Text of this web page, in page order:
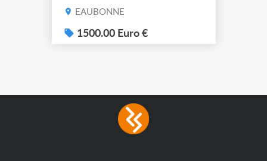
de filtre filtre Lustr Selador
system – seven colour
LEDs providing the
consumption The
permanence of a 50,000-
EAUBONNE
1500.00 Euro €